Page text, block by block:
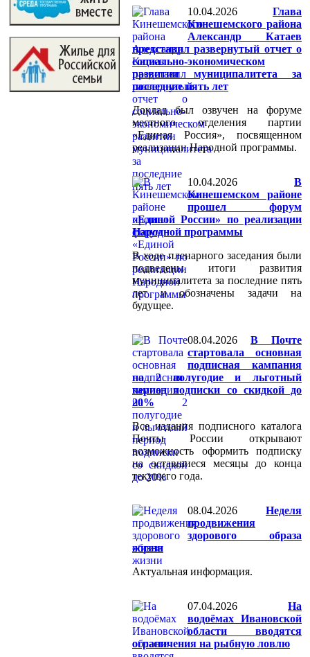
10.04.2026
Глава
Кинешемского района
Александр Катаев
представил развернутый отчет о
социально-экономическом
развитии муниципалитета за
последние пять лет
Доклад был озвучен на форуме
местного отделения партии
«Единая Россия», посвященном
реализации Народной программы.
10.04.2026
В
Кинешемском районе
прошел форум
«Единой России» по реализации
Народной программы
В ходе пленарного заседания были
подведены итоги развития
муниципалитета за последние пять
лет и обозначены задачи на
будущее.
08.04.2026
В Почте
стартовала основная
подписная кампания
на 2 полугодие и льготный
период подписки со скидкой до
20%
Все издания подписного каталога
Почты России открывают
возможность оформить подписку
на оставшиеся месяцы до конца
текущего года.
08.04.2026
Неделя
продвижения
здорового образа
жизни
Актуальная информация.
07.04.2026
На
водоёмах Ивановской
области вводятся
ограничения на рыбную ловлю